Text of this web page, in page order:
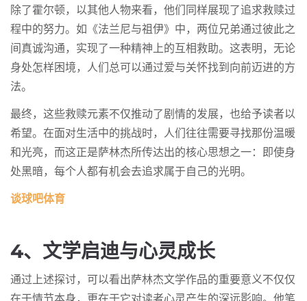
除了霍尔顿，以其他人物来看，他们同样展现了追求救赎过
程中的努力。如《法兰尼与祖伊》中，两位兄弟通过彼此之
间真诚沟通，实现了一种精神上的互相救助。这表明，无论
身处怎样困境，人们总可以通过爱与关怀找到向前迈进的方
法。
最终，这些救赎元素不仅推动了剧情的发展，也给予读者以
希望。在面对生活中的挑战时，人们往往需要寻找那份温暖
和光亮，而这正是萨林杰所传达出的核心思想之一：即使身
处黑暗，每个人都有机会去追求属于自己的光明。
谈球吧体育
4、文学启迪与心灵成长
通过上述探讨，可以看出萨林杰文学作品的重要意义不仅仅